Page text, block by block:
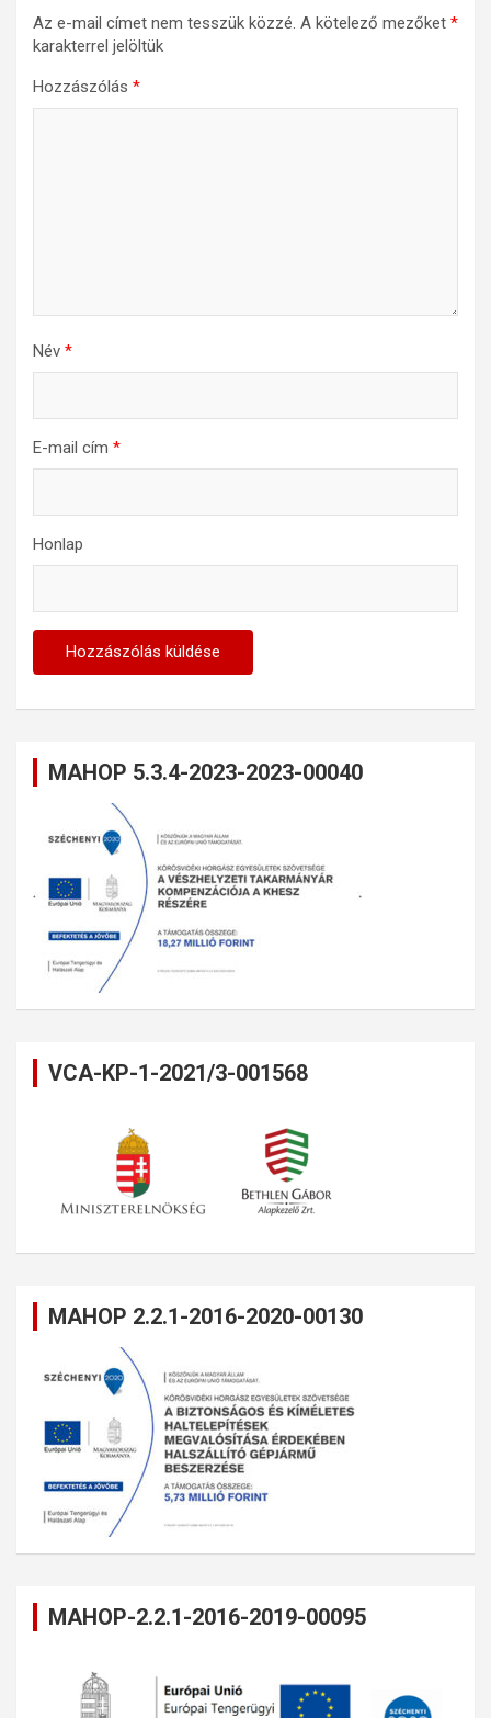
Az e-mail címet nem tesszük közzé. A kötelező mezőket *
karakterrel jelöltük
Hozzászólás *
Név *
E-mail cím *
Honlap
MAHOP 5.3.4-2023-2023-00040
VCA-KP-1-2021/3-001568
MAHOP 2.2.1-2016-2020-00130
MAHOP-2.2.1-2016-2019-00095